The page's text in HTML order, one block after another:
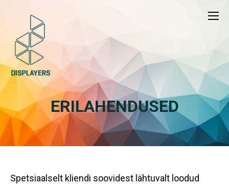
ERILAHENDUSED
Spetsiaalselt kliendi soovidest lähtuvalt loodud